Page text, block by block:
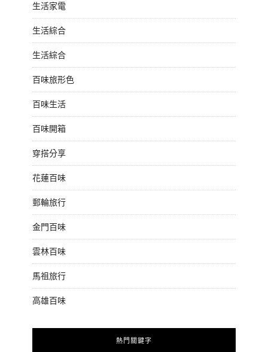
生活家電
生活綜合
生活綜合
百味旅形色
百味生活
百味開箱
穿搭分享
花蓮百味
郵輪旅行
金門百味
雲林百味
馬祖旅行
高雄百味
熱門關鍵字